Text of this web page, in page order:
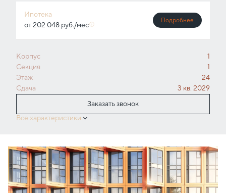
Ипотека
от 202 048 руб./мес
Подробнее
Корпус
1
Секция
1
Этаж
24
Сдача
3 кв. 2029
Заказать звонок
Все характеристики